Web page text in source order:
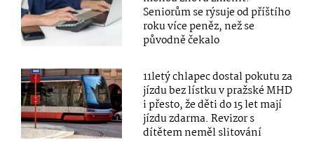
Seniorům se rýsuje od příštího
roku více peněz, než se
původně čekalo
11letý chlapec dostal pokutu za
jízdu bez lístku v pražské MHD
i přesto, že děti do 15 let mají
jízdu zdarma. Revizor s
dítětem neměl slitování